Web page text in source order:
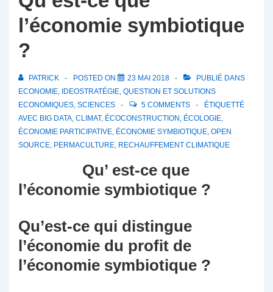
l’économie symbiotique
?
PATRICK POSTED ON 23 MAI 2018
PUBLIÉ DANS
ECONOMIE, IDEOSTRATÉGIE, QUESTION ET SOLUTIONS
ECONOMIQUES, SCIENCES 5 COMMENTS
ÉTIQUETTÉ
AVEC BIG DATA, CLIMAT, ÉCOCONSTRUCTION , ÉCOLOGIE,
ÉCONOMIE PARTICIPATIVE, ÉCONOMIE SYMBIOTIQUE, OPEN
SOURCE, PERMACULTURE, RECHAUFFEMENT CLIMATIQUE
Qu’ est-ce que
l’économie symbiotique ?
Qu’est-ce qui distingue
l’économie du profit de
l’économie symbiotique ?